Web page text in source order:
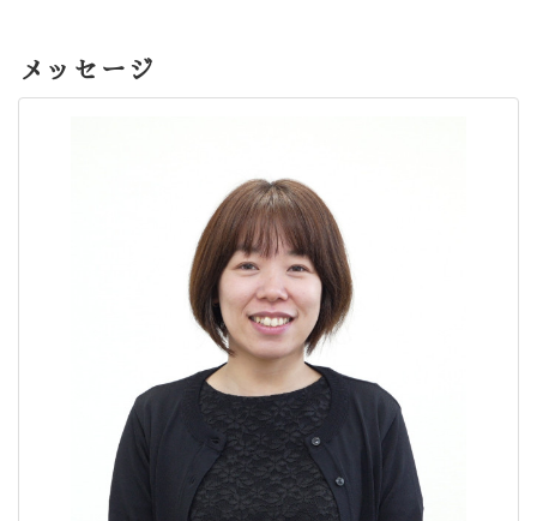
メッセージ